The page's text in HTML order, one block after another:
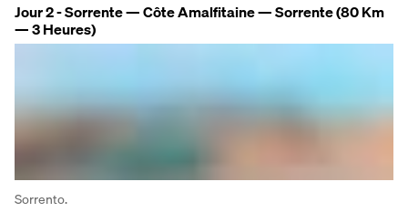
Jour 2 - Sorrente — Côte Amalfitaine — Sorrente (80 Km
— 3 Heures)
Sorrento.